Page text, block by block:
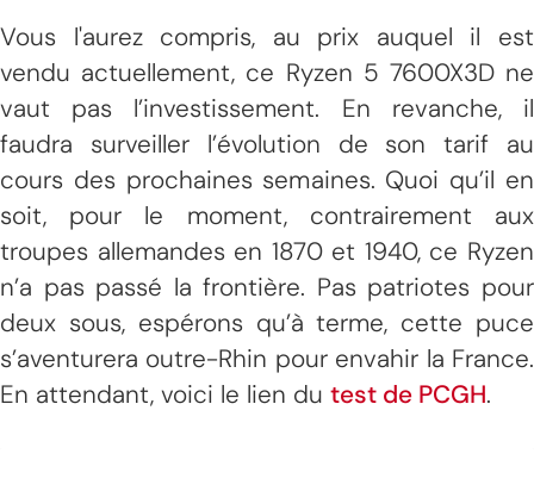
Vous l'aurez compris, au prix auquel il est
vendu actuellement, ce Ryzen 5 7600X3D ne
vaut pas l’investissement. En revanche, il
faudra surveiller l’évolution de son tarif au
cours des prochaines semaines. Quoi qu’il en
soit, pour le moment, contrairement aux
troupes allemandes en 1870 et 1940, ce Ryzen
n’a pas passé la frontière. Pas patriotes pour
deux sous, espérons qu’à terme, cette puce
s’aventurera outre-Rhin pour envahir la France.
En attendant, voici le lien du test de PCGH.